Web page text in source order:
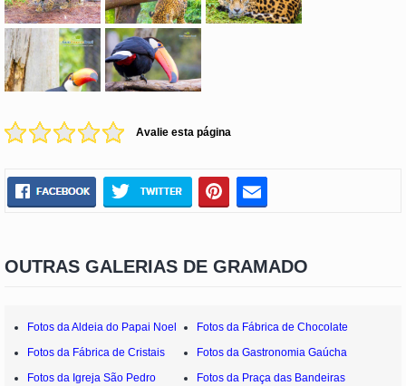
Avalie esta página
OUTRAS GALERIAS DE GRAMADO
Fotos da Aldeia do Papai Noel
Fotos da Fábrica de Chocolate
Fotos da Fábrica de Cristais
Fotos da Gastronomia Gaúcha
Fotos da Igreja São Pedro
Fotos da Praça das Bandeiras